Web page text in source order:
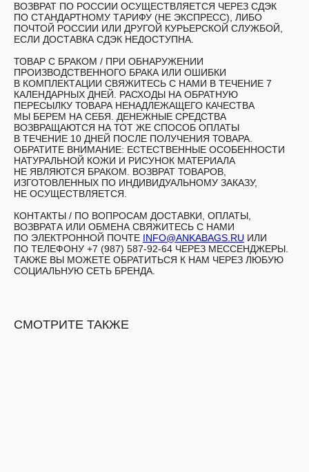
ВОЗВРАТ ПО РОССИИ ОСУЩЕСТВЛЯЕТСЯ ЧЕРЕЗ СДЭК
ПО СТАНДАРТНОМУ ТАРИФУ (НЕ ЭКСПРЕСС), ЛИБО
ПОЧТОЙ РОССИИ ИЛИ ДРУГОЙ КУРЬЕРСКОЙ СЛУЖБОЙ,
ЕСЛИ ДОСТАВКА СДЭК НЕДОСТУПНА.
ТОВАР С БРАКОМ / ПРИ ОБНАРУЖЕНИИ
ПРОИЗВОДСТВЕННОГО БРАКА ИЛИ ОШИБКИ
В КОМПЛЕКТАЦИИ СВЯЖИТЕСЬ С НАМИ В ТЕЧЕНИЕ 7
КАЛЕНДАРНЫХ ДНЕЙ. РАСХОДЫ НА ОБРАТНУЮ
ПЕРЕСЫЛКУ ТОВАРА НЕНАДЛЕЖАЩЕГО КАЧЕСТВА
МЫ БЕРЕМ НА СЕБЯ. ДЕНЕЖНЫЕ СРЕДСТВА
ВОЗВРАЩАЮТСЯ НА ТОТ ЖЕ СПОСОБ ОПЛАТЫ
В ТЕЧЕНИЕ 10 ДНЕЙ ПОСЛЕ ПОЛУЧЕНИЯ ТОВАРА.
ОБРАТИТЕ ВНИМАНИЕ: ЕСТЕСТВЕННЫЕ ОСОБЕННОСТИ
НАТУРАЛЬНОЙ КОЖИ И РИСУНОК МАТЕРИАЛА
НЕ ЯВЛЯЮТСЯ БРАКОМ. ВОЗВРАТ ТОВАРОВ,
ИЗГОТОВЛЕННЫХ ПО ИНДИВИДУАЛЬНОМУ ЗАКАЗУ,
НЕ ОСУЩЕСТВЛЯЕТСЯ.
КОНТАКТЫ / ПО ВОПРОСАМ ДОСТАВКИ, ОПЛАТЫ,
ВОЗВРАТА ИЛИ ОБМЕНА СВЯЖИТЕСЬ С НАМИ
ПО ЭЛЕКТРОННОЙ ПОЧТЕ INFO@ANKABAGS.RU ИЛИ
ПО ТЕЛЕФОНУ +7 (987) 587-92-64 ЧЕРЕЗ МЕССЕНДЖЕРЫ.
ТАКЖЕ ВЫ МОЖЕТЕ ОБРАТИТЬСЯ К НАМ ЧЕРЕЗ ЛЮБУЮ
СОЦИАЛЬНУЮ СЕТЬ БРЕНДА.
СМОТРИТЕ ТАКЖЕ